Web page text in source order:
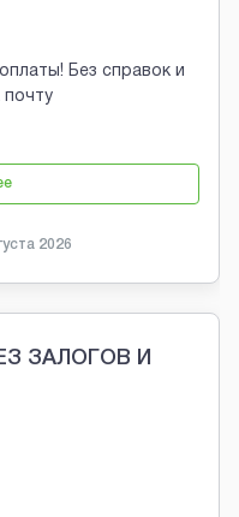
Без справок и
почту
2026
ЗАЛОГОВ И